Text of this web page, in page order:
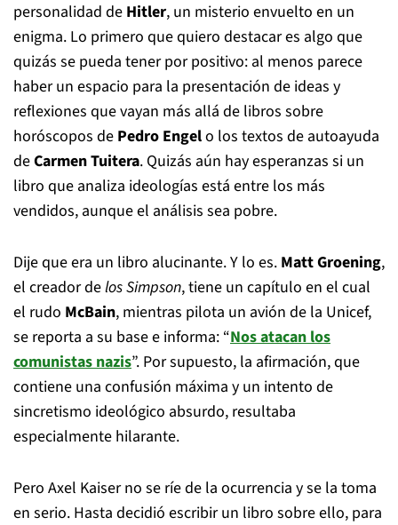
personalidad de Hitler, un misterio envuelto en un
enigma. Lo primero que quiero destacar es algo que
quizás se pueda tener por positivo: al menos parece
haber un espacio para la presentación de ideas y
reflexiones que vayan más allá de libros sobre
horóscopos de Pedro Engelo los textos de autoayuda
deCarmen Tuitera. Quizás aún hay esperanzas si un
libro que analiza ideologías está entre los más
vendidos, aunque el análisis sea pobre.
Dije que era un libro alucinante. Y lo es. Matt Groening,
el creador delos Simpson, tiene un capítulo en el cual
el rudo McBain, mientras pilota un avión de la Unicef,
se reporta a su base e informa: “Nos atacan los
comunistas nazis”. Por supuesto, la afirmación, que
contiene una confusión máxima y un intento de
sincretismo ideológico absurdo, resultaba
especialmente hilarante.
Pero Axel Kaiser no se ríe de la ocurrencia y se la toma
en serio. Hasta decidió escribir un libro sobre ello, para